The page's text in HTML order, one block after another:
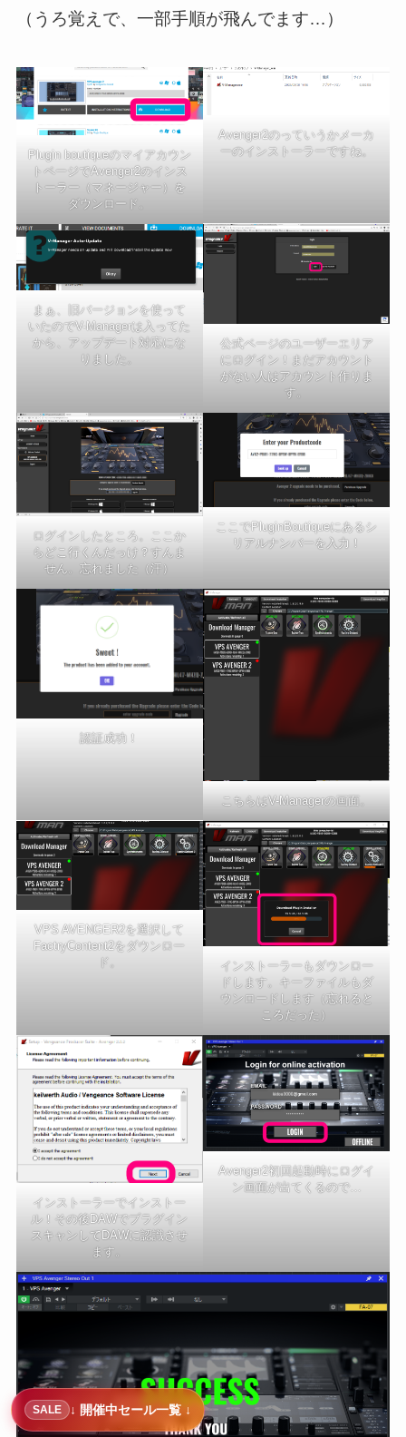
（うろ覚えで、一部手順が飛んでます…）
Plugin boutiqueのマイアカウン
トページでAvenger2のインス
トーラー（マネージャー）を
ダウンロード。
Avenger2のっていうかメーカ
ーのインストーラーですね。
まぁ、旧バージョンを使って
いたのでV-Managerは入ってた
から、アップデート対応にな
りました。
公式ページのユーザーエリア
にログイン！まだアカウント
がない人はアカウント作りま
す。
ログインしたところ。ここか
らどこ行くんだっけ？すんま
せん。忘れました（汗）
ここでPluginBoutiqueにあるシ
リアルナンバーを入力！
認証成功！
こちらはV-Managerの画面。
VPS AVENGER2を選択して
FactryContent2をダウンロー
ド。
インストーラーもダウンロー
ドします。キーファイルもダ
ウンロードします（忘れると
ころだった）
インストーラーでインストー
ル！その後DAWでプラグイン
スキャンしてDAWに認識させ
ます。
Avenger2初回起動時にログイ
ン画面が出てくるので…
SALE ↓ 開催中セール一覧 ↓